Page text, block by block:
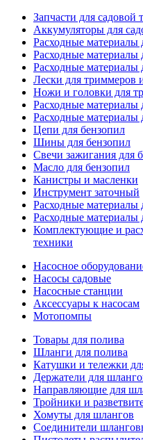
Запчасти для садовой
Аккумуляторы для
Расходные материалы
Расходные материалы
Расходные материалы
Лески для триммеров
Ножи и головки для
Расходные материалы
Расходные материалы
Цепи для бензопил
Шины для бензопил
Свечи зажигания для
Масло для бензопил
Канистры и масленки
Инструмент заточный
Расходные материалы
Расходные материалы
Комплектующие и
техники
Насосное
Насосы садовые
Насосные станции
Аксессуары к насосам
Мотопомпы
Товары для полива
Шланги для полива
Катушки и тележки
Держатели для
Направляющие для
Тройники и
Хомуты для шлангов
Соединители